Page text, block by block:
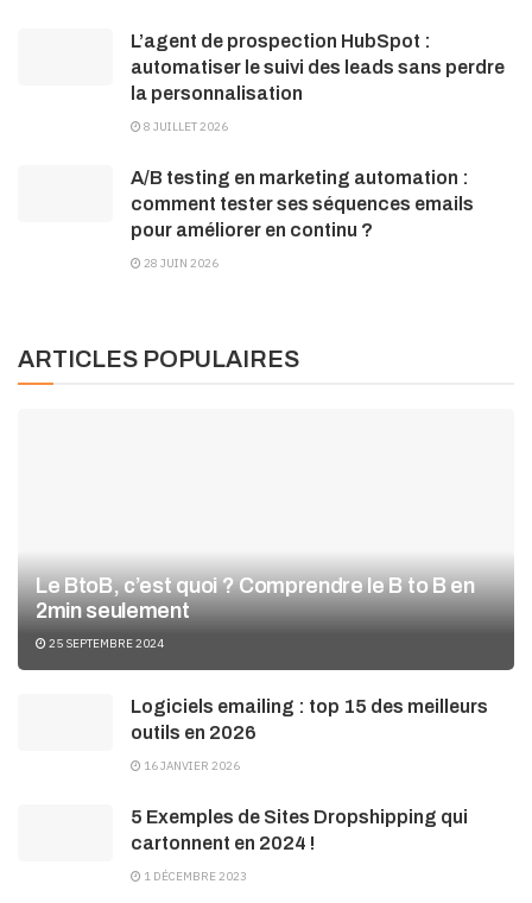
L’agent de prospection HubSpot :
automatiser le suivi des leads sans perdre
la personnalisation
8 JUILLET 2026
A/B testing en marketing automation :
comment tester ses séquences emails
pour améliorer en continu ?
28 JUIN 2026
ARTICLES POPULAIRES
Le BtoB, c’est quoi ? Comprendre le B to B en
2min seulement
25 SEPTEMBRE 2024
Logiciels emailing : top 15 des meilleurs
outils en 2026
16 JANVIER 2026
5 Exemples de Sites Dropshipping qui
cartonnent en 2024 !
1 DÉCEMBRE 2023